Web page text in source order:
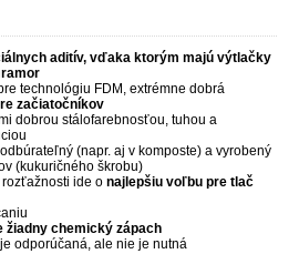
aditív, vďaka ktorým majú výtlačky
technológiu FDM, extrémne dobrá
začiatočníkov
dobrou stálofarebnosťou, tuhou a
(napr. aj v komposte) a vyrobený
(kukuričného škrobu)
ide o najlepšiu voľbu pre tlač
žiadny chemický zápach
odporúčaná, ale nie je nutná